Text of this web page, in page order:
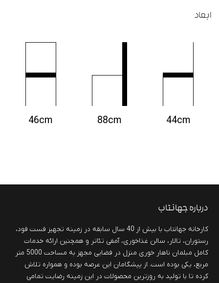
ابعاد
44cm
88cm
46cm
درباره جهانتاب
کارخانه جهانتاب با بیش از 40 سال سابقه در زمینه تجهیز فست فود،
رستوران، تالار، سالن غذاخوری، آمفی تئاتر و همچنین ارائه خدمات
کامل مبلمان ناهار خوری منزل در فضایی مجهز به مساحت 5000 متر
مربع، یکی بوده است. از پیشگامان این عرصه بوده و همواره تلاش
کرده تا با تولید به روزترین محصولات در این زمینه رضایت تمامی